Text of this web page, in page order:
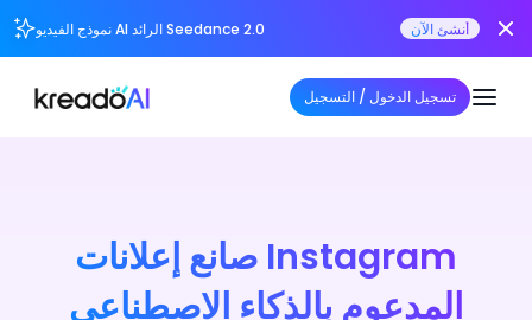
نموذج الفيديو AI الرائد Seedance 2.0 أنشئ الآن
تسجيل الدخول / التسجيل
صانع إعلانات Instagram
المدعوم بالذكاء الاصطناعي